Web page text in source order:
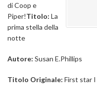
di Coop e
Piper!Titolo: La
prima stella della
notte
Autore: Susan E.Phillips
Titolo Originale: First star